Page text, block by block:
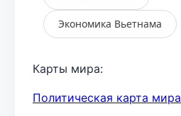
Экономика Вьетнама
Карты мира:
Политическая карта мира